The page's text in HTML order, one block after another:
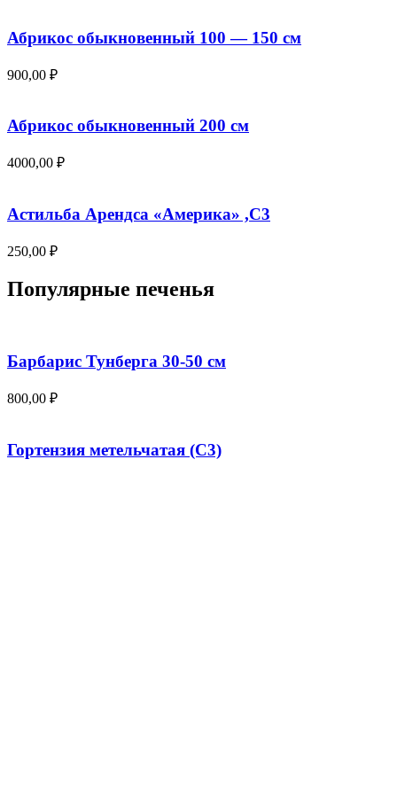
Абрикос обыкновенный 100 — 150 см
900,00 ₽
Абрикос обыкновенный 200 см
4000,00 ₽
Астильба Арендса «Америка» ,С3
250,00 ₽
Популярные печенья
Барбарис Тунберга 30-50 см
800,00 ₽
Гортензия метельчатая (С3)